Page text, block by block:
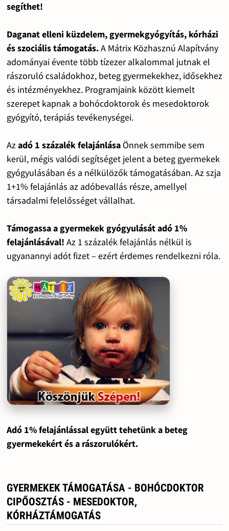
segíthet!
Daganat elleni küzdelem, gyermekgyógyítás, kórházi
és szociális támogatás.A Mátrix Közhasznú Alapítvány
adományai évente több tízezer alkalommal jutnak el
rászoruló családokhoz, beteg gyermekekhez, idősekhez
és intézményekhez. Programjaink között kiemelt
szerepet kapnak a bohócdoktorok és mesedoktorok
gyógyító, terápiás tevékenységei.
Azadó 1 százalék felajánlásaÖnnek semmibe sem
kerül, mégis valódi segítséget jelent a beteg gyermekek
gyógyulásában és a nélkülözők támogatásában. Az szja
1+1% felajánlás az adóbevallás része, amellyel
társadalmi felelősséget vállalhat.
Támogassa a gyermekek gyógyulását adó 1%
felajánlásával! Az 1 százalék felajánlás nélkül is
ugyanannyi adót fizet – ezért érdemes rendelkezni róla.
Adó 1% felajánlással együtt tehetünk a beteg
gyermekekért és a rászorulókért.
GYERMEKEK TÁMOGATÁSA - BOHÓCDOKTOR
CIPŐOSZTÁS - MESEDOKTOR,
KÓRHÁZTÁMOGATÁS